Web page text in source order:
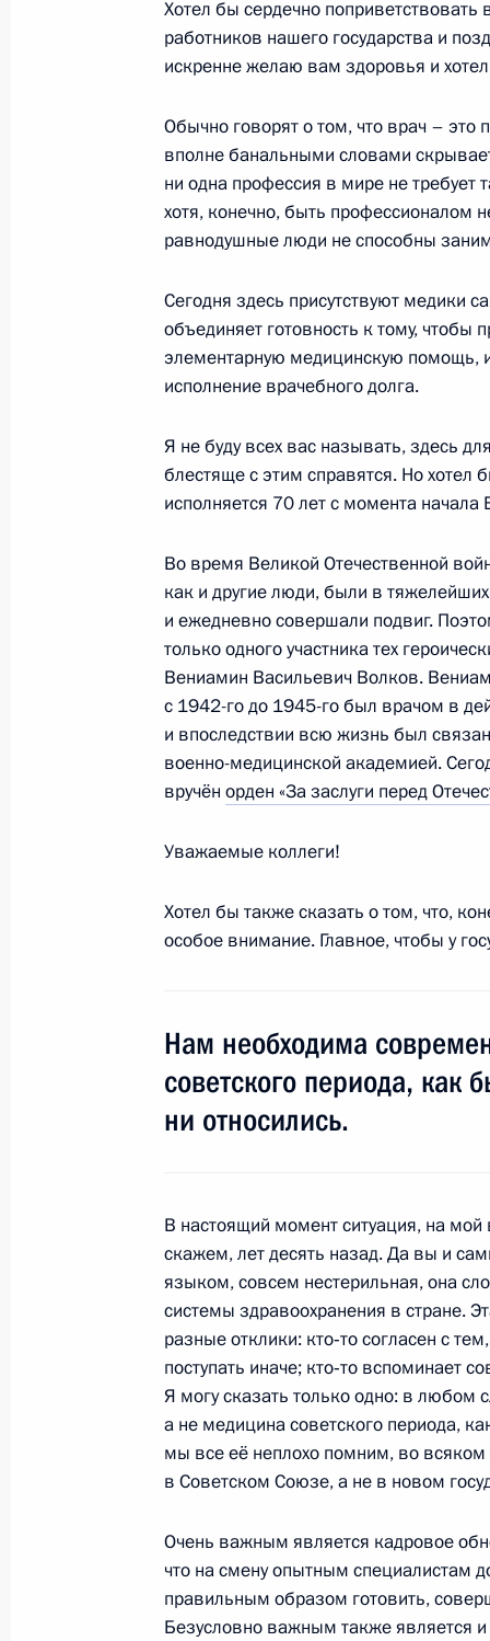
24 июня 2011 года, пятница
24 июня 2011 года, 09:00
23 июня 2011 года, четверг
Указы о присвоении специальных
на должности сотрудников МВД
23 июня 2011 года, 09:30
22 июня 2011 года, среда
Указы о присвоении специальных
22 июня 2011 года, 09:15
21 июня 2011 года, вторник
Указ о назначении ряда
21 июня 2011 года, 10:30
20 июня 2011 года, понедельник
Дмитрий Медведев вручил
иностранным гражданам за
Вручение государственных
сферы
18 июня 2011 года, суббота
Указ о присвоении званий и
дел
18 июня 2011 года, 11:40
15 июня 2011 года, среда
Дмитрий Медведев направил
Совета по делам казачества
15 июня 2011 года, 13:00
Хотел бы сердечно
работников нашего государства и
искренне желаю вам здоровья и
Обычно говорят о том, что врач –
вполне банальными словами
ни одна профессия в мире не
хотя, конечно, быть профессионалом
равнодушные люди не способны
Сегодня здесь присутствуют медики
объединяет готовность к тому,
элементарную медицинскую помощь,
исполнение врачебного долга.
Я не буду всех вас называть, здесь
блестяще с этим справятся. Но хотел
исполняется 70 лет с момента
Во время Великой Отечественной
как и другие люди, были в
и ежедневно совершали подвиг.
только одного участника тех
Вениамин Васильевич Волков.
с 1942-го до 1945-го был врачом в
и впоследствии всю жизнь был
военно-медицинской академией.
вручён орден «За заслуги перед
Уважаемые коллеги!
Хотел бы также сказать о том, что,
особое внимание. Главное, чтобы у
Нам необходима
советского периода, как
ни относились.
В настоящий момент ситуация, на
скажем, лет десять назад. Да вы и
языком, совсем нестерильная, она
системы здравоохранения в стране.
разные отклики: кто‑то согласен с
поступать иначе; кто‑то вспоминает
Я могу сказать только одно: в любом
а не медицина советского периода,
мы все её неплохо помним, во всяком
в Советском Союзе, а не в новом
Очень важным является кадровое
что на смену опытным специалистам
правильным образом готовить,
Безусловно важным также является и